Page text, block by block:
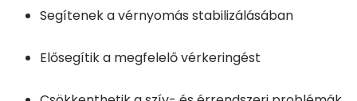
Segítenek a vérnyomás stabilizálásában
Elősegítik a megfelelő vérkeringést